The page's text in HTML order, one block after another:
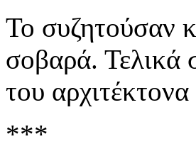
Το συζητούσαν
σοβαρά.
του
***